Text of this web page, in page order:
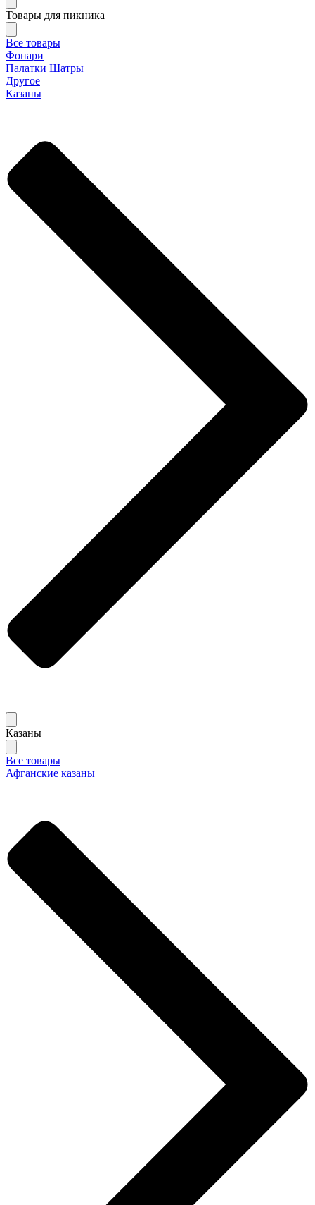
Товары для пикника
Все товары
Фонари
Палатки Шатры
Другое
Казаны
Казаны
Все товары
Афганские казаны